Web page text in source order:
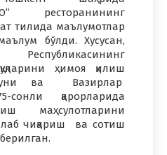
ресторанининг
тилида маълумотлар
бўлди. Хусусан,
ҳимоя қилиш
ва Вазирлар
сонли қарорларида
маҳсулотларини
чиқариш ва сотиш